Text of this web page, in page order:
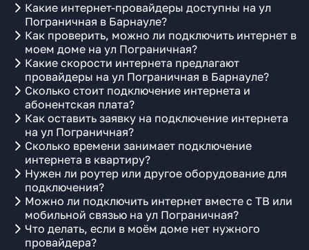
Какие интернет-провайдеры доступны на ул
Пограничная в Барнауле?
Как проверить, можно ли подключить интернет в
моем доме на ул Пограничная?
Какие скорости интернета предлагают
провайдеры на ул Пограничная в Барнауле?
Сколько стоит подключение интернета и
абонентская плата?
Как оставить заявку на подключение интернета
на ул Пограничная?
Сколько времени занимает подключение
интернета в квартиру?
Нужен ли роутер или другое оборудование для
подключения?
Можно ли подключить интернет вместе с ТВ или
мобильной связью на ул Пограничная?
Что делать, если в моём доме нет нужного
провайдера?